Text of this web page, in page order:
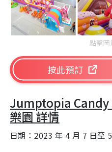
點擊
按此預訂
Jumptopia Candy
樂園 詳情
日期：2023 年 4 月 7 日至